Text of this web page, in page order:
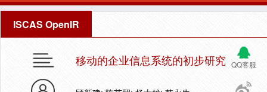
ISCAS OpenIR
QQ客服
移动的企业信息系统的初步研究